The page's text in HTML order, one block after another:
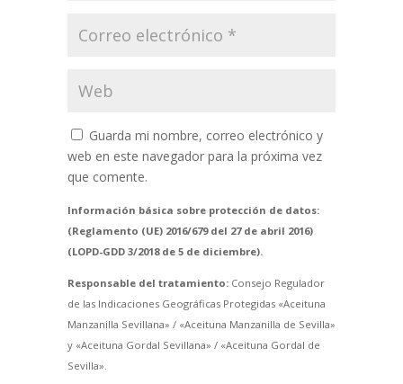
Guarda mi nombre, correo electrónico y
web en este navegador para la próxima vez
que comente.
Información básica sobre protección de datos:
(Reglamento (UE) 2016/679 del 27 de abril 2016)
(LOPD-GDD 3/2018 de 5 de diciembre).
Responsable del tratamiento:Consejo Regulador
de las Indicaciones Geográficas Protegidas «Aceituna
Manzanilla Sevillana» / «Aceituna Manzanilla de Sevilla»
y «Aceituna Gordal Sevillana» / «Aceituna Gordal de
Sevilla».